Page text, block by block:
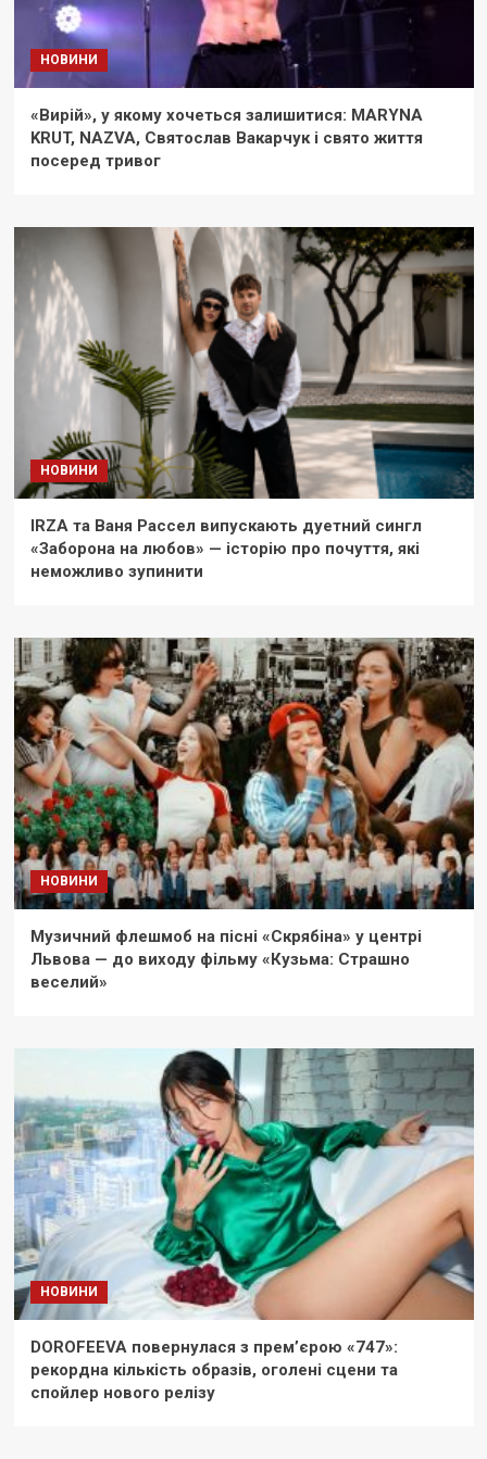
НОВИНИ
«Вирій», у якому хочеться залишитися: MARYNA
KRUT, NAZVA, Святослав Вакарчук і свято життя
посеред тривог
НОВИНИ
IRZA та Ваня Рассел випускають дуетний сингл
«Заборона на любов» — історію про почуття, які
неможливо зупинити
НОВИНИ
Музичний флешмоб на пісні «Скрябіна» у центрі
Львова — до виходу фільму «Кузьма: Страшно
веселий»
НОВИНИ
DOROFEEVA повернулася з прем’єрою «747»:
рекордна кількість образів, оголені сцени та
спойлер нового релізу